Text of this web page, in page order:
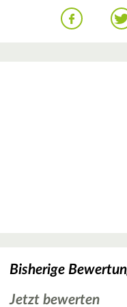
Bisherige
Jetzt bewerten